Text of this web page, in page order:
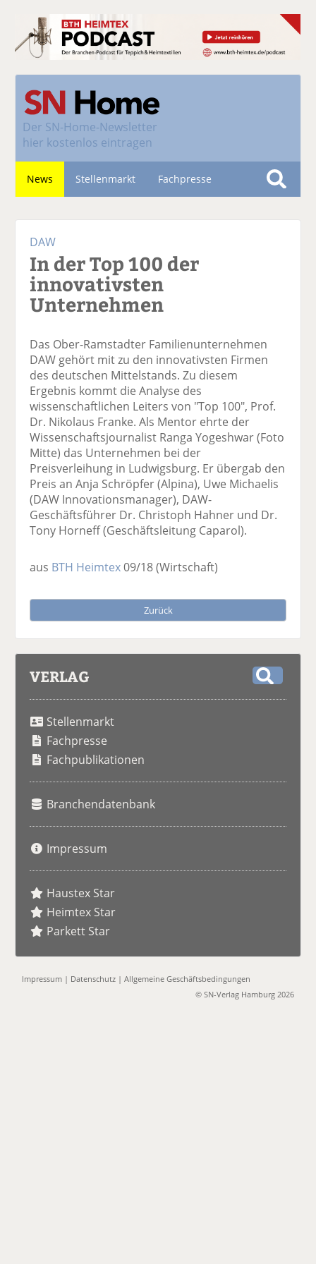
Der SN-Home-Newsletter
hier kostenlos eintragen
News Stellenmarkt Fachpresse
S
DAW
In der Top 100 der
innovativsten
Unternehmen
Das Ober-Ramstadter Familienunternehmen
DAW gehört mit zu den innovativsten Firmen
des deutschen Mittelstands. Zu diesem
Ergebnis kommt die Analyse des
wissenschaftlichen Leiters von "Top 100", Prof.
Dr. Nikolaus Franke. Als Mentor ehrte der
Wissenschaftsjournalist Ranga Yogeshwar (Foto
Mitte) das Unternehmen bei der
Preisverleihung in Ludwigsburg. Er übergab den
Preis an Anja Schröpfer (Alpina), Uwe Michaelis
(DAW Innovationsmanager), DAW-
Geschäftsführer Dr. Christoph Hahner und Dr.
Tony Horneff (Geschäftsleitung Caparol).
aus BTH Heimtex09/18(Wirtschaft)
Zurück
VERLAG
Stellenmarkt
Fachpresse
Fachpublikationen
Branchendatenbank
Impressum
Haustex Star
Heimtex Star
Parkett Star
Impressum | Datenschutz |Allgemeine Geschäftsbedingungen
© SN-Verlag Hamburg 2026